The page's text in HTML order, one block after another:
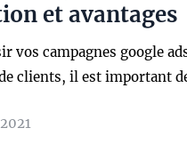
et avantages
vos campagnes google
clients, il est important